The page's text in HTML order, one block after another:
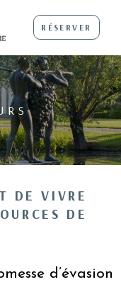
RÉSERVER
DE VIVRE
DE
d’évasion